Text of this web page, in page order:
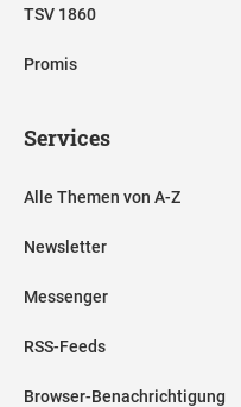
TSV 1860
Promis
Services
Alle Themen von A-Z
Newsletter
Messenger
RSS-Feeds
Browser-Benachrichtigung